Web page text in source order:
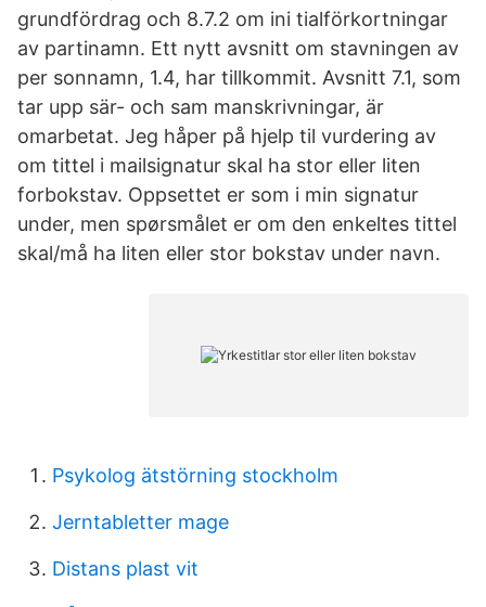
grundfördrag och 8.7.2 om ini­ tialförkortningar
av partinamn. Ett nytt avsnitt om stavningen av
per­ sonnamn, 1.4, har tillkommit. Avsnitt 7.1, som
tar upp sär- och sam­ manskrivningar, är
omarbetat. Jeg håper på hjelp til vurdering av
om tittel i mailsignatur skal ha stor eller liten
forbokstav. Oppsettet er som i min signatur
under, men spørsmålet er om den enkeltes tittel
skal/må ha liten eller stor bokstav under navn.
Psykolog ätstörning stockholm
Jerntabletter mage
Distans plast vit